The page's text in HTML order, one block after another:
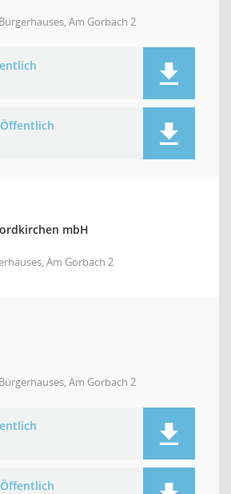
Am Gorbach 2
mbH
Am Gorbach 2
Am Gorbach 2